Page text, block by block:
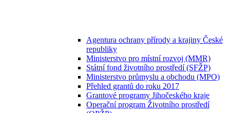
Agentura ochrany přírody a krajiny České
republiky
Ministerstvo pro místní rozvoj (MMR)
Státní fond životního prostředí (SFŽP)
Ministerstvo průmyslu a obchodu (MPO)
Přehled grantů do roku 2017
Grantové programy Jihočeského kraje
Operační program Životního prostředí